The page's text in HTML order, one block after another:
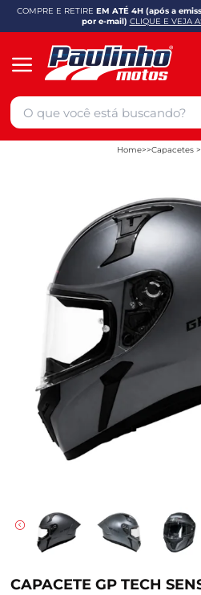
COMPRE E RETIRE EM ATÉ 4H (após a
por e-mail) CLIQUE E VEJA
Home Capacetes
CAPACETE GP TECH